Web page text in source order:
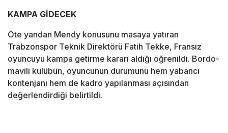
KAMPA GİDECEK
Öte yandan Mendy konusunu masaya yatıran
Trabzonspor Teknik Direktörü Fatih Tekke, Fransız
oyuncuyu kampa getirme kararı aldığı öğrenildi. Bordo-
mavili kulübün, oyuncunun durumunu hem yabancı
kontenjanı hem de kadro yapılanması açısından
değerlendirdiği belirtildi.